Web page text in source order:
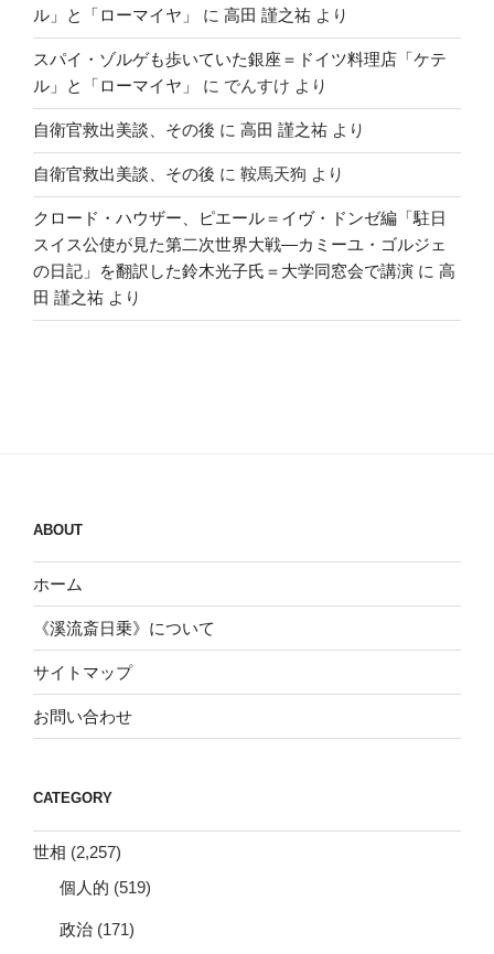
ル」と「ローマイヤ」
に 高田 謹之祐 より
スパイ・ゾルゲも歩いていた銀座＝ドイツ料理店「ケテ
ル」と「ローマイヤ」
に でんすけ より
自衛官救出美談、その後 に 高田 謹之祐 より
自衛官救出美談、その後 に 鞍馬天狗 より
クロード・ハウザー、ピエール＝イヴ・ドンゼ編「駐日
スイス公使が見た第二次世界大戦―カミーユ・ゴルジェ
の日記」を翻訳した鈴木光子氏＝大学同窓会で講演 に 高
田 謹之祐 より
ABOUT
ホーム
《溪流斎日乗》について
サイトマップ
お問い合わせ
CATEGORY
世相 (2,257)
個人的 (519)
政治 (171)